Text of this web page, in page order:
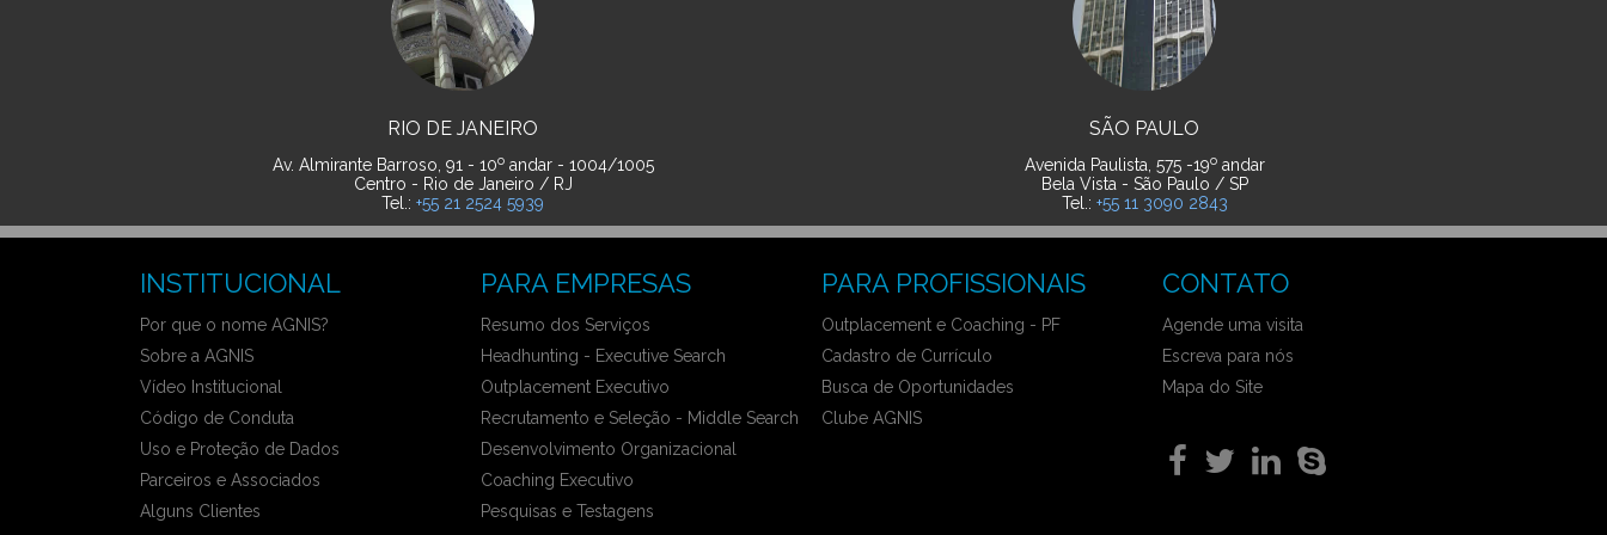
RIO DE JANEIRO
Av. Almirante Barroso, 91 - 10oandar - 1004/1005
Centro - Rio de Janeiro / RJ
Tel.: +55 21 2524 5939
SÃO PAULO
Avenida Paulista, 575 -19oandar
Bela Vista - São Paulo / SP
Tel.: +55 11 3090 2843
INSTITUCIONAL
Por que o nome AGNIS?
Sobre a AGNIS
Vídeo Institucional
Código de Conduta
Uso e Proteção de Dados
Parceiros e Associados
Alguns Clientes
PARA EMPRESAS
Resumo dos Serviços
Headhunting - Executive Search
Outplacement Executivo
Recrutamento e Seleção - Middle Search
Desenvolvimento Organizacional
Coaching Executivo
Pesquisas e Testagens
PARA PROFISSIONAIS
Outplacement e Coaching - PF
Cadastro de Currículo
Busca de Oportunidades
Clube AGNIS
CONTATO
Agende uma visita
Escreva para nós
Mapa do Site